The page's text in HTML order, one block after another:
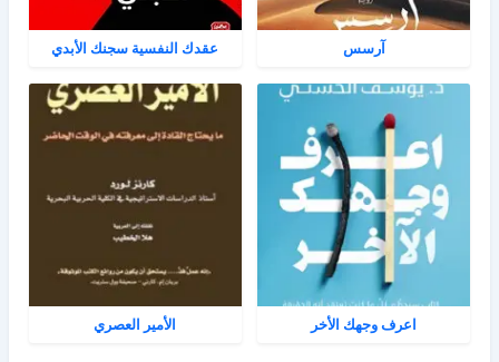
آرسس عقدك النفسية سجنك الأبدي
اعرف وجهك الأخر الأمير العصري